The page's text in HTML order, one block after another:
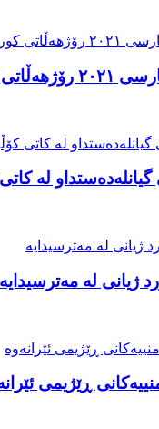
لە
ژیانی لە مەترسیدایە
ڕێژیمی